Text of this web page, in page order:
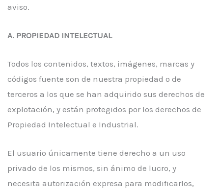
aviso.
A. PROPIEDAD INTELECTUAL
Todos los contenidos, textos, imágenes, marcas y
códigos fuente son de nuestra propiedad o de
terceros a los que se han adquirido sus derechos de
explotación, y están protegidos por los derechos de
Propiedad Intelectual e Industrial.
El usuario únicamente tiene derecho a un uso
privado de los mismos, sin ánimo de lucro, y
necesita autorización expresa para modificarlos,